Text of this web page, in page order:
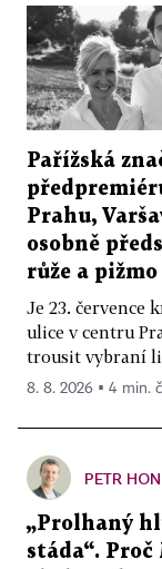
Pařížská
Prahu,
osobně
růže a pižmo
Je 23. července
ulice v centru
trousit vybraní
8. 8. 2026 ▪ 4 min.
PETR
„Prolhaný
stáda“.